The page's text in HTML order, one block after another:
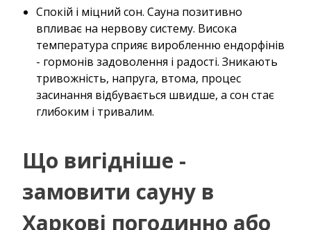
Спокій і міцний сон. Сауна позитивно
впливає на нервову систему. Висока
температура сприяє виробленню ендорфінів
- гормонів задоволення і радості. Зникають
тривожність, напруга, втома, процес
засинання відбувається швидше, а сон стає
глибоким і тривалим.
Що вигідніше -
замовити сауну в
Харкові погодинно або